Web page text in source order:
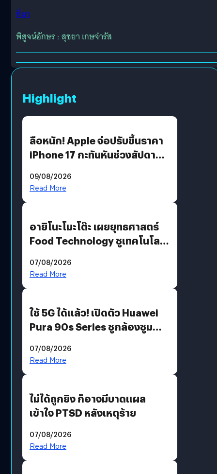
ที่มา
พิสูจน์อักษร : สุชยา เกษจำรัส
Highlight
ลือหนัก! Apple จ่อปรับขึ้นราคา
iPhone 17 กะทันหันช่วงสัปดาห์ที่
09/08/2026
Read More
อายิโนะโมะโต๊ะ เผยยุทธศาสตร์
Food Technology ชูเทคโนโลยี
บริโภคและ B2B
07/08/2026
Read More
ใช้ 5G ได้แล้ว! เปิดตัว Huawei
Pura 90s Series ชูกล้องซูม
07/08/2026
Read More
ไม่ได้ถูกยิง ก็อาจมีบาดแผล
เข้าใจ PTSD หลังเหตุร้าย
07/08/2026
Read More